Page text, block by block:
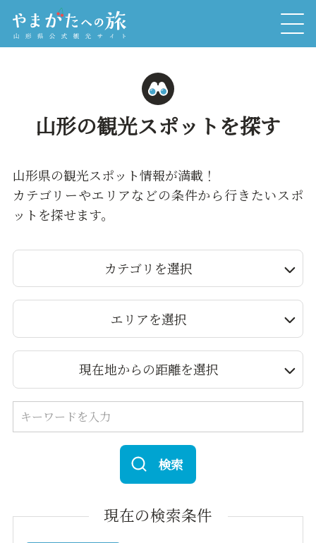
山形の観光スポットを探す
山形県の観光スポット情報が満載！
カテゴリーやエリアなどの条件から行きたいスポ
ットを探せます。
カテゴリを選択
エリアを選択
現在地からの距離を選択
検索
現在の検索条件